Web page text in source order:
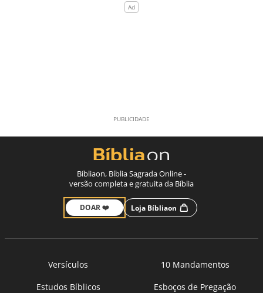
Bíbliaon, Bíblia Sagrada Online -
versão completa e gratuita da Bíblia
DOAR ❤️ Loja Bíbliaon
Versículos
10 Mandamentos
Estudos Bíblicos
Esboços de Pregação